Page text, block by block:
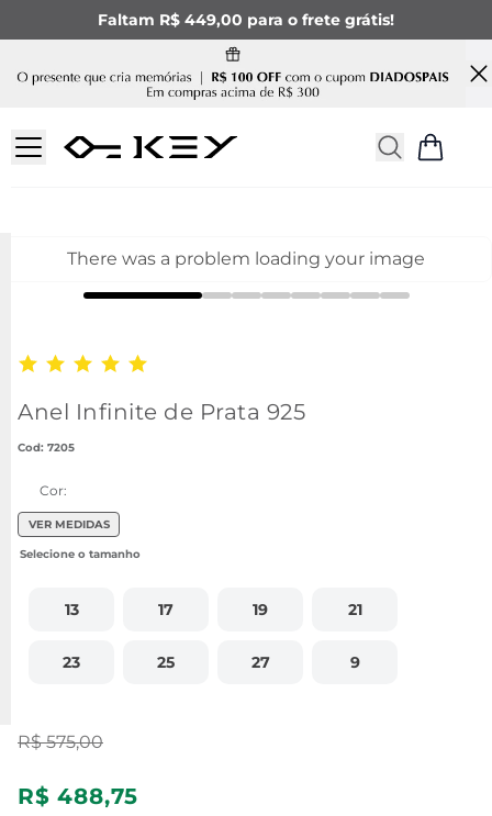
Faltam R$ 449,00 para o frete grátis!
There was a problem loading your image
Anel Infinite de Prata 925
: 7205
Cor:
VER MEDIDAS
13 17 19 21
23 25 27 9
R$ 575,00
R$ 488,75